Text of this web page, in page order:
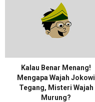
Kalau Benar Menang!
Mengapa Wajah Jokowi
Tegang, Misteri Wajah
Murung?